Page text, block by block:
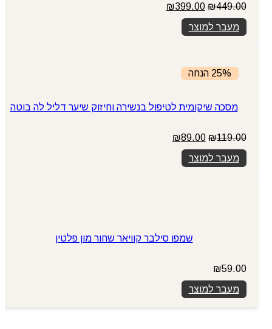
₪449.00
המחיר
המקורי
היה:
₪449.00.
₪399.00
מעבר למוצר
25% הנחה
מסכה שיקומית לטיפול בנשירה וחיזוק שיער דליל לה בוטה
₪119.00
המחיר
המקורי
היה:
₪119.00.
₪89.00
מעבר למוצר
שמפו סילבר קוויאר שחור מון פלטין
₪59.00
מעבר למוצר